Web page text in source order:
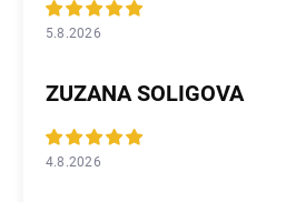
5.8.2026
ZUZANA SOLIGOVA
4.8.2026